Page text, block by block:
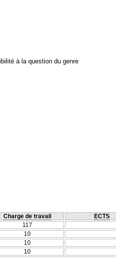
à la question du genre
Charge de travail ECTS
117
10
10
10